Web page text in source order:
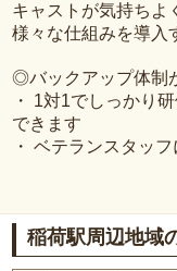
キャストが気持ちよ
様々な仕組みを導入
◎バックアップ体制
・ 1対1でしっかり
できます
・ ベテランスタッ
稲荷駅周辺地域